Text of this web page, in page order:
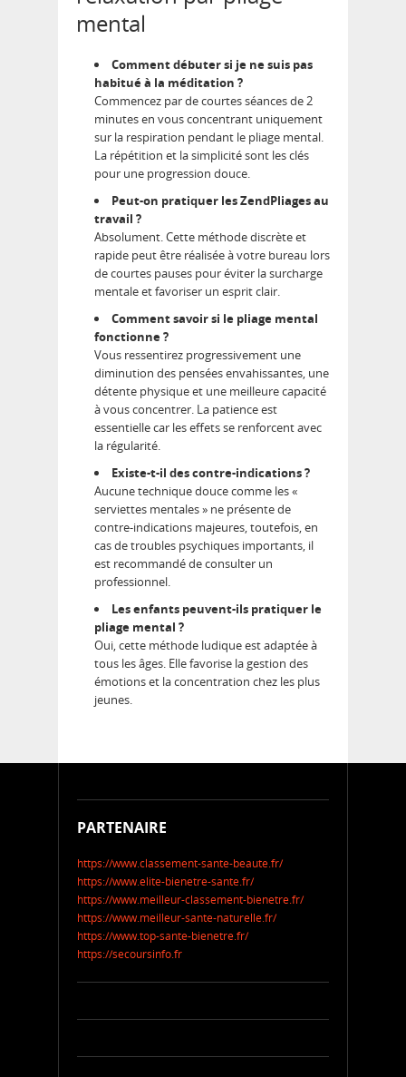
mental
Comment débuter si je ne suis pas
habitué à la méditation ?
Commencez par de courtes séances de 2
minutes en vous concentrant uniquement
sur la respiration pendant le pliage mental.
La répétition et la simplicité sont les clés
pour une progression douce.
Peut-on pratiquer les ZendPliages au
travail ?
Absolument. Cette méthode discrète et
rapide peut être réalisée à votre bureau lors
de courtes pauses pour éviter la surcharge
mentale et favoriser un esprit clair.
Comment savoir si le pliage mental
fonctionne ?
Vous ressentirez progressivement une
diminution des pensées envahissantes, une
détente physique et une meilleure capacité
à vous concentrer. La patience est
essentielle car les effets se renforcent avec
la régularité.
Existe-t-il des contre-indications ?
Aucune technique douce comme les «
serviettes mentales » ne présente de
contre-indications majeures, toutefois, en
cas de troubles psychiques importants, il
est recommandé de consulter un
professionnel.
Les enfants peuvent-ils pratiquer le
pliage mental ?
Oui, cette méthode ludique est adaptée à
tous les âges. Elle favorise la gestion des
émotions et la concentration chez les plus
jeunes.
PARTENAIRE
https://www.classement-sante-beaute.fr/
https://www.elite-bienetre-sante.fr/
https://www.meilleur-classement-bienetre.fr/
https://www.meilleur-sante-naturelle.fr/
https://www.top-sante-bienetre.fr/
https://secoursinfo.fr